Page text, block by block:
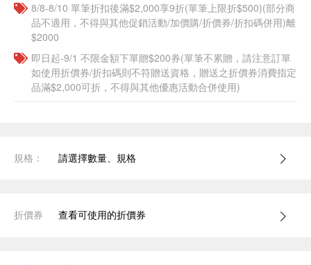
8/8-8/10 單筆折扣後滿$2,000享9折(單筆上限折$500)(部分商
品不適用，不得與其他促銷活動/加價購/折價券/折扣碼併用)離
$2000
即日起-9/1 不限金額下單贈$200券(單筆不累贈，請注意訂單
如使用折價券/折扣碼則不符贈送資格，贈送之折價券消費指定
品滿$2,000可折，不得與其他優惠活動合併使用)
規格： 請選擇數量、規格
折價券 查看可使用的折價券